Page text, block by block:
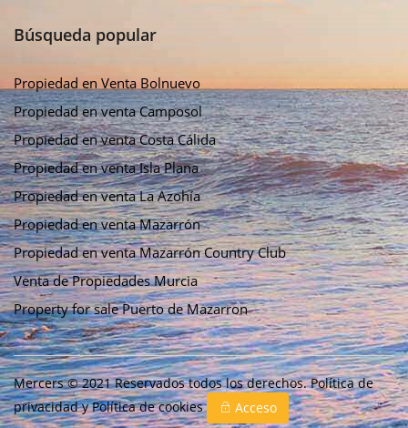
Búsqueda popular
Propiedad en Venta Bolnuevo
Propiedad en venta Camposol
Propiedad en venta Costa Cálida
Propiedad en venta Isla Plana
Propiedad en venta La Azohía
Propiedad en venta Mazarrón
Propiedad en venta Mazarrón Country Club
Venta de Propiedades Murcia
Property for sale Puerto de Mazarron
Mercers © 2021 Reservados todos los derechos.Política de
privacidadyPolítica de cookies Acceso